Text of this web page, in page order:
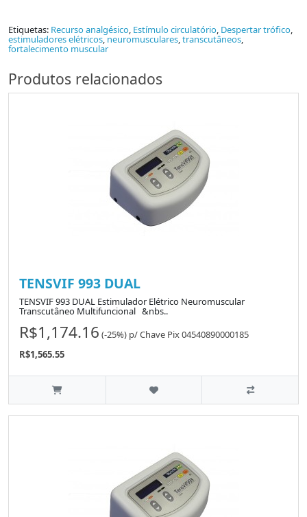
Etiquetas: Recurso analgésico, Estímulo circulatório, Despertar trófico,
estimuladores elétricos, neuromusculares,transcutâneos,
fortalecimento muscular
Produtos relacionados
TENSVIF 993 DUAL
TENSVIF 993 DUAL Estimulador Elétrico Neuromuscular
Transcutâneo Multifuncional &nbs..
R$1,174.16 (-25%) p/Chave Pix 04540890000185
R$1,565.55